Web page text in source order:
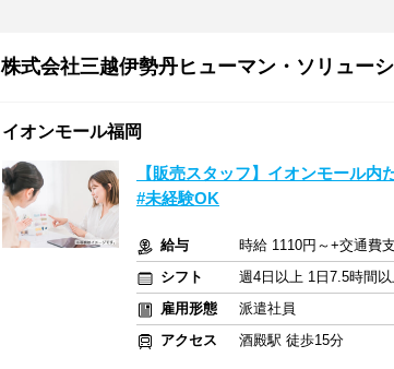
株式会社三越伊勢丹ヒューマン・ソリュー
イオンモール福岡
【販売スタッフ】イオンモール
#未経験OK
給与
時給 1110円～+交通費
シフト
週4日以上 1日7.5時間
雇用形態
派遣社員
アクセス
酒殿駅 徒歩15分